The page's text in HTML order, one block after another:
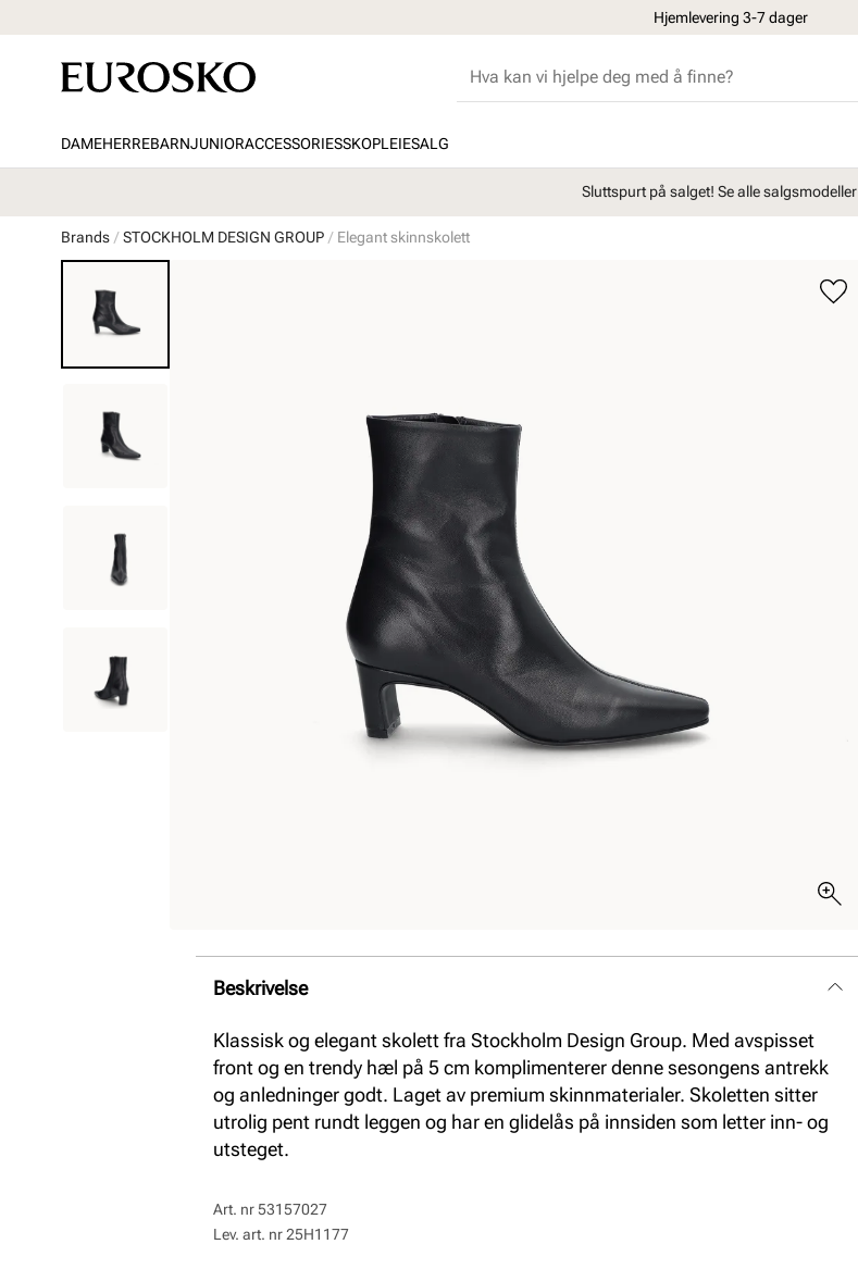
Hjemlevering 3-7 dager
DAMEHERREBARNJUNIORACCESSORIESSKOPLEIESALG
Sluttspurt på salget! Se alle salgsmodeller
Brands STOCKHOLM DESIGN GROUP Elegant skinnskolett
Beskrivelse
Klassisk og elegant skolett fra Stockholm Design Group. Med avspisset
front og en trendy hæl på 5 cm komplimenterer denne sesongens antrekk
og anledninger godt. Laget av premium skinnmaterialer. Skoletten sitter
utrolig pent rundt leggen og har en glidelås på innsiden som letter inn- og
utsteget.
Art. nr53157027
Lev. art. nr25H1177